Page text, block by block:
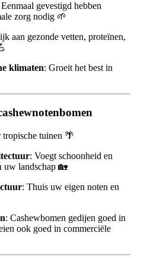
Eenmaal gevestigd hebben
zorg nodig 🌱
aan gezonde vetten, proteïnen,
klimaten: Groeit het best in
tropische tuinen 🌴
: Voegt schoonheid en
uw landschap 🏡
: Thuis uw eigen noten en
: Cashewbomen gedijen goed in
ook goed in commerciële